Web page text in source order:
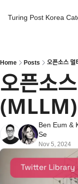
Turing Post Korea
Home Posts 오픈소스
Ben Eum &
Se
Nov 5, 2024